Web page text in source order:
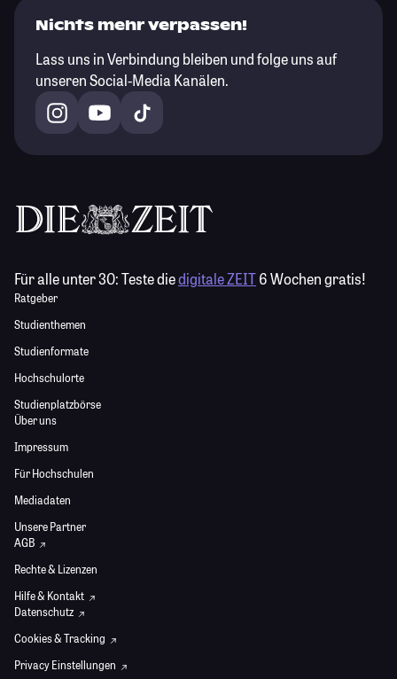
Nichts mehr verpassen!
Lass uns in Verbindung bleiben und folge uns auf
unseren Social-Media Kanälen.
Für alle unter 30:Teste diedigitale ZEIT6 Wochen gratis!
Ratgeber
Studienthemen
Studienformate
Hochschulorte
Studienplatzbörse
Über uns
Impressum
Für Hochschulen
Mediadaten
Unsere Partner
AGB
Rechte & Lizenzen
Hilfe & Kontakt
Datenschutz
Cookies & Tracking
Privacy Einstellungen